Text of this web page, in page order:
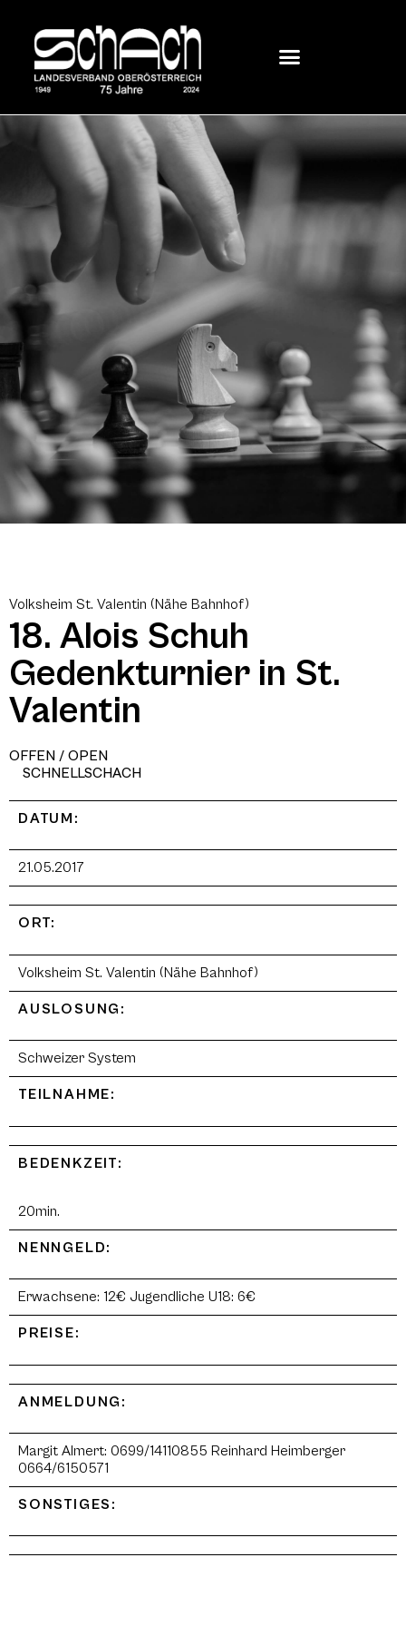
Volksheim St. Valentin (Nähe Bahnhof)
18. Alois Schuh
Gedenkturnier in St.
Valentin
OFFEN / OPEN
SCHNELLSCHACH
DATUM:
21.05.2017
ORT:
Volksheim St. Valentin (Nähe Bahnhof)
AUSLOSUNG:
Schweizer System
TEILNAHME:
BEDENKZEIT:
20min.
NENNGELD:
Erwachsene: 12€ Jugendliche U18: 6€
PREISE:
ANMELDUNG:
Margit Almert: 0699/14110855 Reinhard Heimberger
0664/6150571
SONSTIGES: